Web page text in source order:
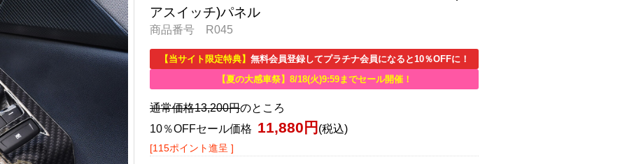
アスイッチ)パネル
商品番号 R045
【当サイト限定特典】 無料会員登録してプラチナ会員になると10％OFFに！
【夏の大感車祭】8/18(火)9:59までセール開催！
通常価格13,200円のところ
10％OFFセール価格 11,880円 (税込)
[115ポイント進呈 ]